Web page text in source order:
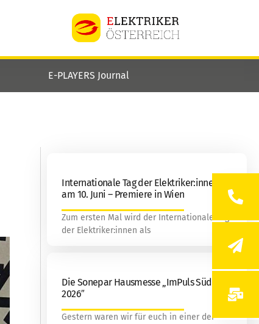
E-PLAYERS Journal
Internationale Tag der Elektriker:innen
am 10. Juni – Premiere in Wien
Zum ersten Mal wird der Internationale Tag
der Elektriker:innen als
Die Sonepar Hausmesse „ImPuls Süd
2026″
Gestern waren wir für euch in einer der